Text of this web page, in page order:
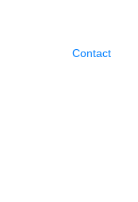
Contact